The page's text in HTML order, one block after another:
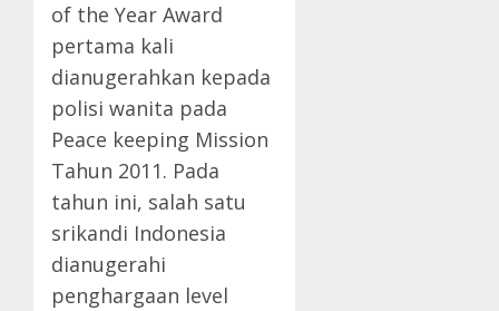
of the Year Award
pertama kali
dianugerahkan kepada
polisi wanita pada
Peace keeping Mission
Tahun 2011. Pada
tahun ini, salah satu
srikandi Indonesia
dianugerahi
penghargaan level